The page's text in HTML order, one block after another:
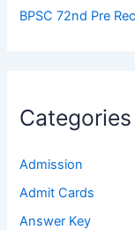
BPSC 72nd Pre
Categories
Admission
Admit Cards
Answer Key